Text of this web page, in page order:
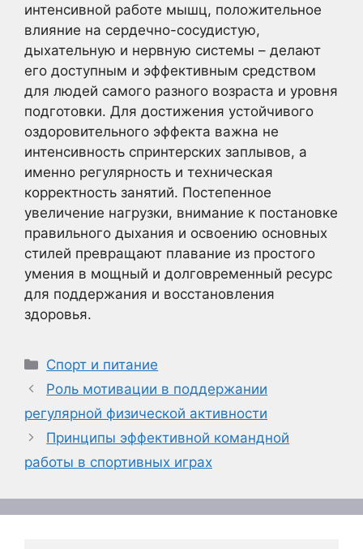
интенсивной работе мышц, положительное
влияние на сердечно-сосудистую,
дыхательную и нервную системы – делают
его доступным и эффективным средством
для людей самого разного возраста и уровня
подготовки. Для достижения устойчивого
оздоровительного эффекта важна не
интенсивность спринтерских заплывов, а
именно регулярность и техническая
корректность занятий. Постепенное
увеличение нагрузки, внимание к постановке
правильного дыхания и освоению основных
стилей превращают плавание из простого
умения в мощный и долговременный ресурс
для поддержания и восстановления
здоровья.
Рубрики
Спорт и питание
Роль мотивации в поддержании
регулярной физической активности
Принципы эффективной командной
работы в спортивных играх